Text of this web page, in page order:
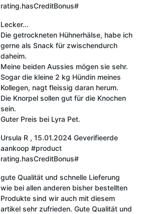
rating.hasCreditBonus#
Lecker...
Die getrockneten Hühnerhälse, habe ich
gerne als Snack für zwischendurch
daheim.
Meine beiden Aussies mögen sie sehr.
Sogar die kleine 2 kg Hündin meines
Kollegen, nagt fleissig daran herum.
Die Knorpel sollen gut für die Knochen
sein.
Guter Preis bei Lyra Pet.
Ursula R , 15.01.2024 Geverifieerde
aankoop #product
rating.hasCreditBonus#
gute Qualität und schnelle Lieferung
wie bei allen anderen bisher bestellten
Produkte sind wir auch mit diesem
artikel sehr zufrieden. Gute Qualität und